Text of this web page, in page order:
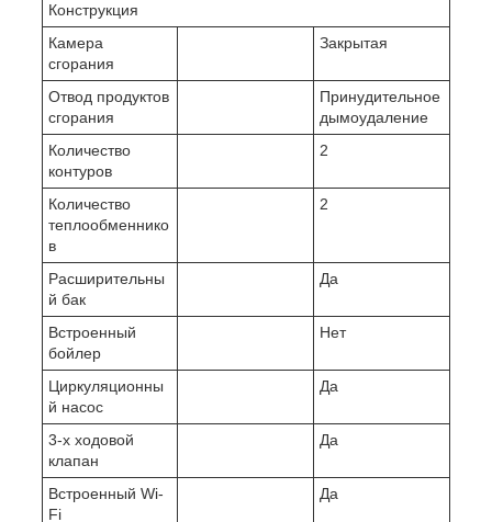
Конструкция
Камера
сгорания
Закрытая
Отвод продуктов
сгорания
Принудительное
дымоудаление
Количество
контуров
2
Количество
теплообменнико
в
2
Расширительны
й бак
Да
Встроенный
бойлер
Нет
Циркуляционны
й насос
Да
3-х ходовой
клапан
Да
Встроенный Wi-
Fi
Да